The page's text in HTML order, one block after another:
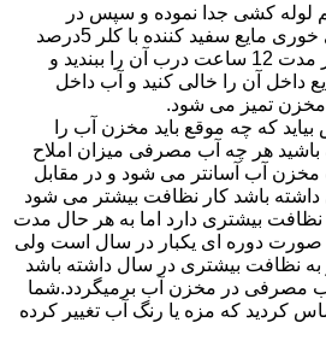
لوله کشی جدا نموده و سپس در
100لیتر آب یک قاشق چای خوری مایع سفید کننده با کلر 5درصد
داخل مخزن آب بریزید و در مدت 12 ساعت درب آن را ببندید و
داخل آن را خالی کنید و آب داخل
مخزن تمیز می شود.
که چه موقع باید مخزن آب را
هر چه آب مصرفی میزان املاح
آب آسانتر می شود و در مقابل
داشته باشد کار نظافت بیشتر می شود
نظافت بیشتری دارد اما به هر حال مدت
دوره ای یکبار در سال است ولی
نظافت بیشتری در سال داشته باشد
مصرفی در مخزن آب برمیگردد.شما
کردید که مزه یا رنگ آب تغییر کرده